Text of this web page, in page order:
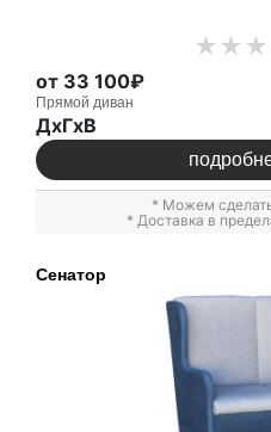
от 33 100₽
Прямой диван
ДxГxВ
* Можем
* Доставка в
Сенатор